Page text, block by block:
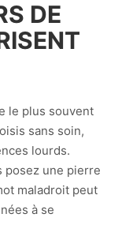
DE
le plus souvent
sans soin,
lourds.
posez une pierre
maladroit peut
à se